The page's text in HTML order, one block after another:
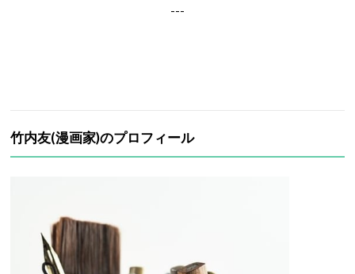
---
竹内友(漫画家)のプロフィール